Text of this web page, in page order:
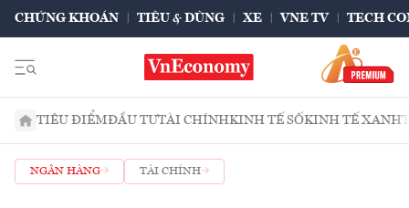
CHỨNG KHOÁN TIÊU & DÙNG XE VNE TV TECH
TIÊU ĐIỂMĐẦU TƯTÀI CHÍNHKINH TẾ SỐKINH TẾ XANH
NGÂN HÀNG TÀI CHÍNH